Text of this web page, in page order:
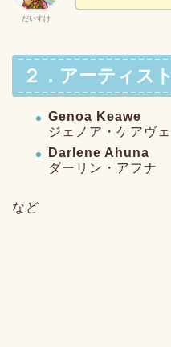
だいすけ
２．アーティスト
Genoa Keawe
ジェノア・ケアヴェ
Darlene Ahuna
ダーリン・アフナ
など